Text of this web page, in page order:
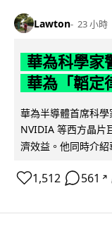
Lawton 23 小時
華為科學家
華為「韜定
華為半導體首席科
NVIDIA 等西方晶片
濟效益。他同時介紹
1,512 561 ↗